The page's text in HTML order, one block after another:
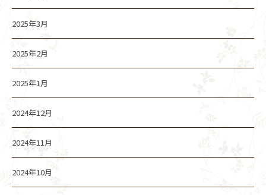
2025年3月
2025年2月
2025年1月
2024年12月
2024年11月
2024年10月